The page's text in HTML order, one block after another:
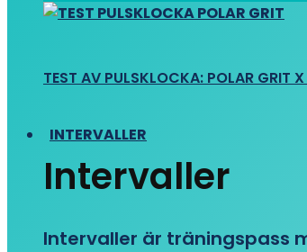
TEST AV PULSKLOCKA: POLAR GRIT
INTERVALLER
Intervaller
Intervaller är träningspass